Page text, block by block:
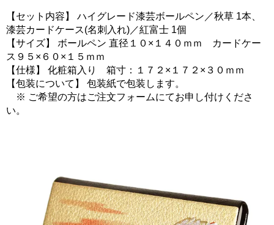
【セット内容】 ハイグレード漆芸ボールペン／秋草 1本、
漆芸カードケース(名刺入れ)／紅富士 1個
【サイズ】 ボールペン 直径１０×１４０ｍｍ カードケー
ス９５×６０×１５ｍｍ
【仕様】 化粧箱入り 箱寸：１７２×１７２×３０ｍｍ
【包装について】 包装紙で包装します。
※ ご希望の方はご注文フォームにてお申し付けくださ
い。